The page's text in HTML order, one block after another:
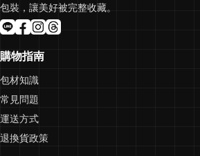
包裝，讓美好被完整收藏。
購物指南
包材知識
常見問題
運送方式
退換貨政策